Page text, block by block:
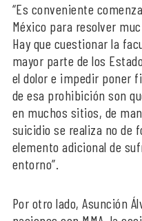
“Es conveniente
México para resolver
Hay que cuestionar la
mayor parte de los
el dolor e impedir poner
de esa prohibición son
en muchos sitios, de
suicidio se realiza no de
elemento adicional de
entorno”.
Por otro lado, Asunción